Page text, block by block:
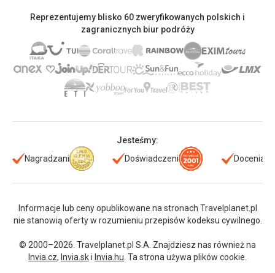
Reprezentujemy blisko 60 zweryfikowanych polskich i
zagranicznych biur podróży
Jesteśmy:
Nagradzani
Doświadczeni Doceniani
Informacje lub ceny opublikowane na stronach Travelplanet.pl
nie stanowią oferty w rozumieniu przepisów kodeksu cywilnego.
© 2000–2026. Travelplanet.pl S.A. Znajdziesz nas również na
Invia.cz, Invia.ski Invia.hu . Ta strona używa plików cookie.